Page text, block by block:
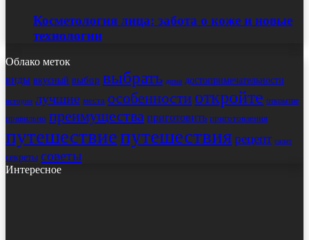
Косметология лица: забота о коже и новые
технологии
Облако меток
виды вкусный выбор выбрать дома достопримечательности
история лучшие места особенности откройте открытие
правильно преимущества приготовить приготовления
путешествиепутешествиярецепт салат
секреты советы
Интересное